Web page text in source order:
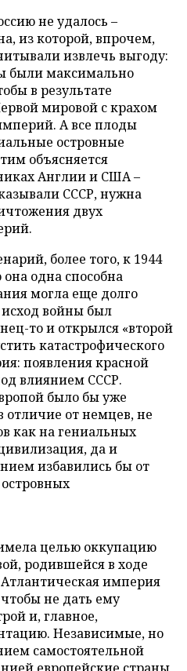
не удалось –
из которой, впрочем,
извлечь выгоду:
были максимально
в результате
мировой с крахом
А все плоды
островные
объясняется
Англии и США –
СССР, нужна
двух
более того, к 1944
она одна способна
могла еще долго
исход войны был
то и открылся «второй
катастрофического
появления красной
влиянием СССР.
было бы уже
отличие от немцев, не
как на гениальных
да и
избавились бы от
целью оккупацию
родившейся в ходе
империя
не дать ему
и, главное,
Независимые, но
самостоятельной